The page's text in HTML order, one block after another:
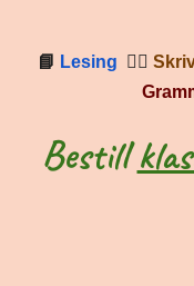
📘 Lesing ✍🏼
Bestill